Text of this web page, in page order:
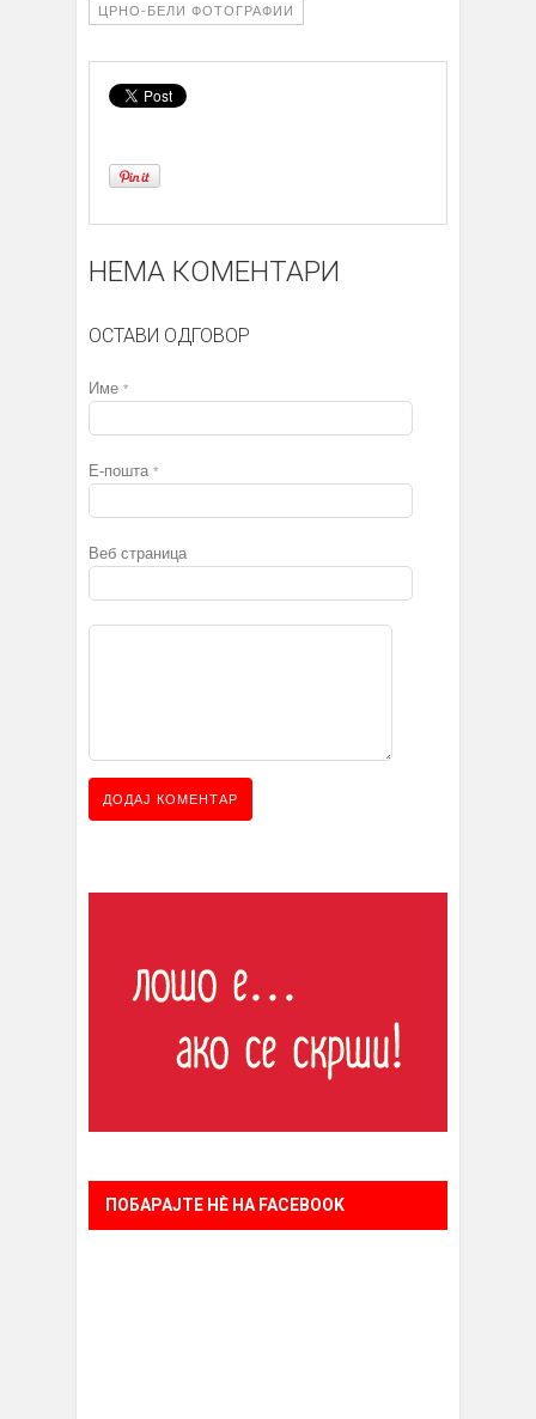
ЦРНО-БЕЛИ ФОТОГРАФИИ
НЕМА КОМЕНТАРИ
ОСТАВИ ОДГОВОР
Име *
Е-пошта *
Веб страница
ПОБАРАЈТЕ НÈ НА FACEBOOK